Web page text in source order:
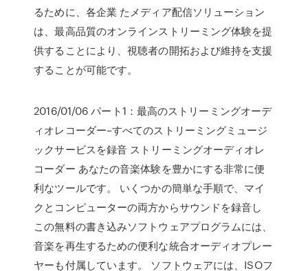
るために、各企業 たメディア配信ソリューション
は、最高品質のオンラインストリーミング体験を提
供することにより、視聴者の開拓および維持を支援
することが可能です。
2016/01/06 パート1：最高のストリーミングオーデ
ィオレコーダー–すべてのストリーミングミュージ
ックサービスを録音 ストリーミングオーディオレ
コーダー あなたの音楽体験を豊かにする非常に便
利なツールです。 いくつかの簡単な手順で、マイ
クとコンピューターの両方からサウンドを録音し
この無料の書き込みソフトウェアプログラムには、
音楽を再生するための便利な統合オーディオプレー
ヤーも付属しています。 ソフトウェアには、ISOフ